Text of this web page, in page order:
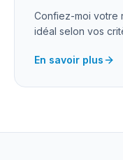
Confiez-moi votre
idéal selon vos
En savoir plus